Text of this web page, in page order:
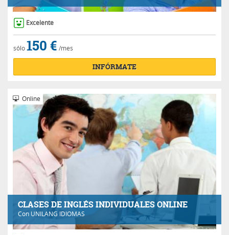
Excelente
sólo150 € /mes
INFÓRMATE
CLASES DE INGLÉS INDIVIDUALES ONLINE
Con UNILANG IDIOMAS
Online